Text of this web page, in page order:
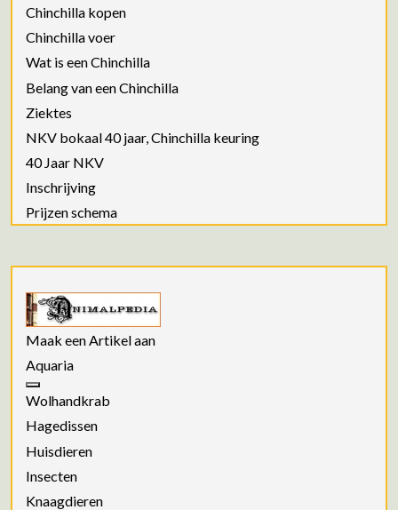
Chinchilla kopen
Chinchilla voer
Wat is een Chinchilla
Belang van een Chinchilla
Ziektes
NKV bokaal 40 jaar, Chinchilla keuring
40 Jaar NKV
Inschrijving
Prijzen schema
Maak een Artikel aan
Aquaria
Wolhandkrab
Hagedissen
Huisdieren
Insecten
Knaagdieren